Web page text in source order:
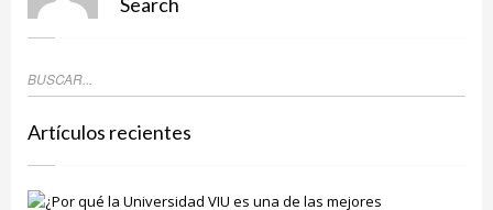
Artículos recientes